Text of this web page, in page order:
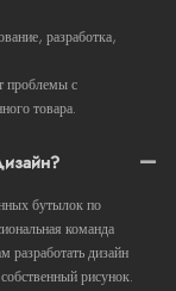
разработка,
проблемы с
товара.
бутылок по
команда
разработать дизайн
рисунок.